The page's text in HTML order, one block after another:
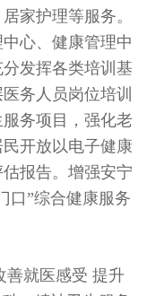
家护理等服务。
心、健康管理中
发挥各类培训基
务人员岗位培训
务项目，强化老
开放以电子健康
报告。增强安宁
口”综合健康服务
善就医感受 提升